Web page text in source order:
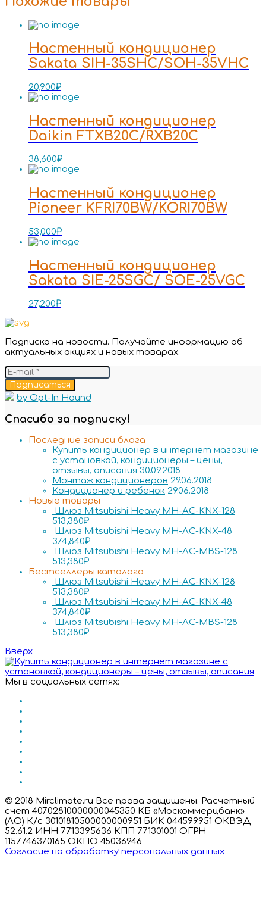
Настенный кондиционер
Sakata SIH-35SHC/SOH-35VHC
20,900₽
Настенный кондиционер
Daikin FTXB20C/RXB20C
38,600₽
Настенный кондиционер
Pioneer KFRI70BW/KORI70BW
53,000₽
Настенный кондиционер
Sakata SIE-25SGC/ SOE-25VGC
27,200₽
Подписка на новости. Получайте информацию об
актуальных акциях и новых товарах.
Подписаться
by Opt-In Hound
Спасибо за подписку!
Последние записи блога
Купить кондиционер в интернет магазине
с установкой, кондиционеры – цены,
отзывы, описания 30.09.2018
Монтаж кондиционеров 29.06.2018
Кондиционер и ребенок 29.06.2018
Новые товары
Шлюз Mitsubishi Heavy MH-AC-KNX-128
513,380₽
Шлюз Mitsubishi Heavy MH-AC-KNX-48
374,840₽
Шлюз Mitsubishi Heavy MH-AC-MBS-128
513,380₽
Бестселлеры каталога
Шлюз Mitsubishi Heavy MH-AC-KNX-128
513,380₽
Шлюз Mitsubishi Heavy MH-AC-KNX-48
374,840₽
Шлюз Mitsubishi Heavy MH-AC-MBS-128
513,380₽
Вверх
Мы в социальных сетях:
© 2018 Mirclimate.ru Все права защищены. Расчетный
счет 40702810000000045350 КБ «Москоммерцбанк»
(АО) К/с 30101810500000000951 БИК 044599951 ОКВЭД
52.61.2 ИНН 7713395636 КПП 771301001 ОГРН
1157746370165 ОКПО 45036946
Согласие на обработку персональных данных